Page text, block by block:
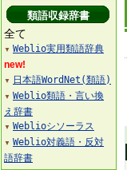
類語収録辞書
全て
▼ Weblio実用類語辞典
new!
▼ 日本語WordNet(類語)
▼ Weblio類語・言い換
え辞書
▼ Weblioシソーラス
▼ Weblio対義語・反対
語辞書